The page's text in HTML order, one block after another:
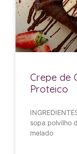
Crepe de
Proteico
sopa polvilho
melado